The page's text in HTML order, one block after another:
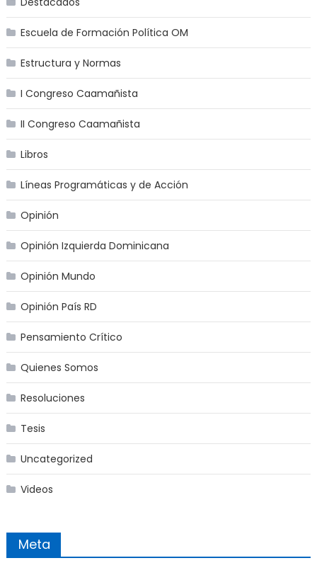
Escuela de Formación Política OM
Estructura y Normas
I Congreso Caamañista
II Congreso Caamañista
Libros
Líneas Programáticas y de Acción
Opinión
Opinión Izquierda Dominicana
Opinión Mundo
Opinión País RD
Pensamiento Crítico
Quienes Somos
Resoluciones
Tesis
Uncategorized
Videos
Meta